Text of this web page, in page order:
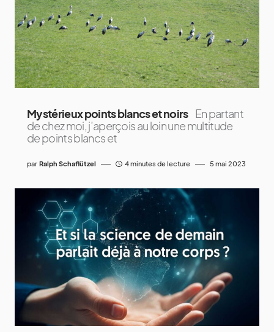
Mystérieux points blancs et noirs En partant
de chez moi, j’aperçois au loin une multitude
de points blancs et
par Ralph Schaflützel 4 minutes de lecture 5 mai 2023